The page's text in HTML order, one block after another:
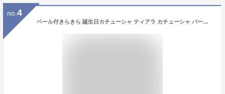
no. 4
ベール付きらきら 誕生日カチューシャ ティアラ カチューシャ バースデー バースデーカチューシャ プチ仮装 ヘッドバンド ハロウィン 衣装 イベント用品 パーティーグッズ バースデーパーティー ヘアアクセサリー パーティー用品 誕生日パーティー